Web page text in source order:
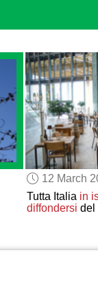
12 March
Tutta Italia in
diffondersi del